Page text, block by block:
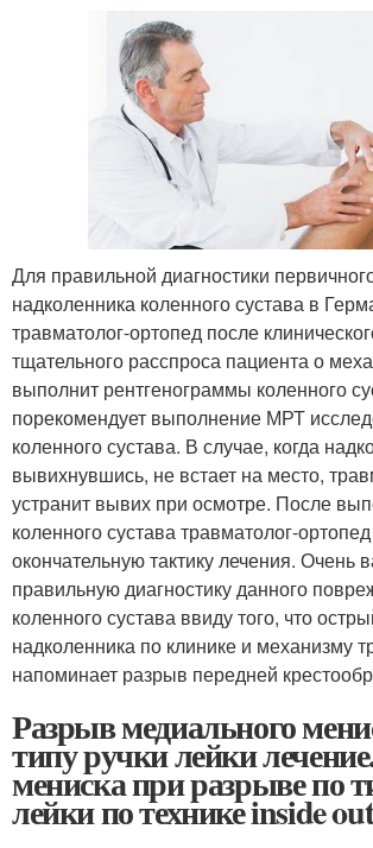
Для правильной диагностики
надколенника коленного сустава в
травматолог-ортопед после
тщательного расспроса пациента о
выполнит рентгенограммы коленного
порекомендует выполнение МРТ
коленного сустава. В случае, когда
вывихнувшись, не встает на место,
устранит вывих при осмотре. После
коленного сустава травматолог-
окончательную тактику лечения. Очень
правильную диагностику данного
коленного сустава ввиду того, что
надколенника по клинике и механизму
напоминает разрыв передней
Разрыв медиального
типу ручки лейки
мениска при разрыве по
лейки по технике inside